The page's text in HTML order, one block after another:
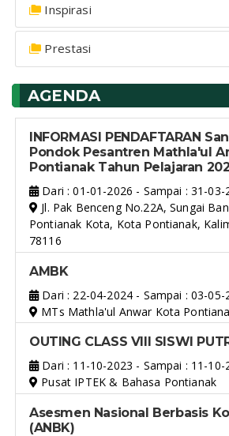
Inspirasi
Prestasi
AGENDA
INFORMASI PENDAFTARAN
Pondok Pesantren Mathla'ul
Pontianak Tahun Pelajaran
Dari : 01-01-2026 - Sampai : 31-03-
Jl. Pak Benceng No.22A, Sungai
Pontianak Kota, Kota Pontianak,
78116
AMBK
Dari : 22-04-2024 - Sampai : 03-05-
MTs Mathla'ul Anwar Kota
OUTING CLASS VIII SISWI
Dari : 11-10-2023 - Sampai : 11-10-
Pusat IPTEK & Bahasa Pontianak
Asesmen Nasional Berbasis
(ANBK)